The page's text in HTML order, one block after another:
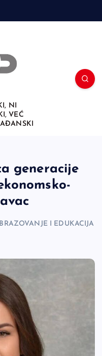
NI
VEĆ
generacije
I EDUKACIJA